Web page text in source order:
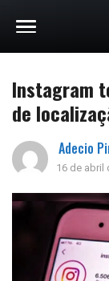
Instagram
de
Adecio
16 de abril